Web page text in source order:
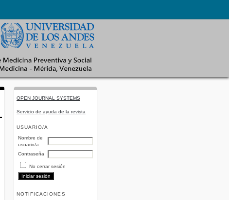
OPEN JOURNAL SYSTEMS
Servicio de ayuda de la revista
USUARIO/A
Nombre de
usuario/a
Contraseña
No cerrar sesión
NOTIFICACIONES